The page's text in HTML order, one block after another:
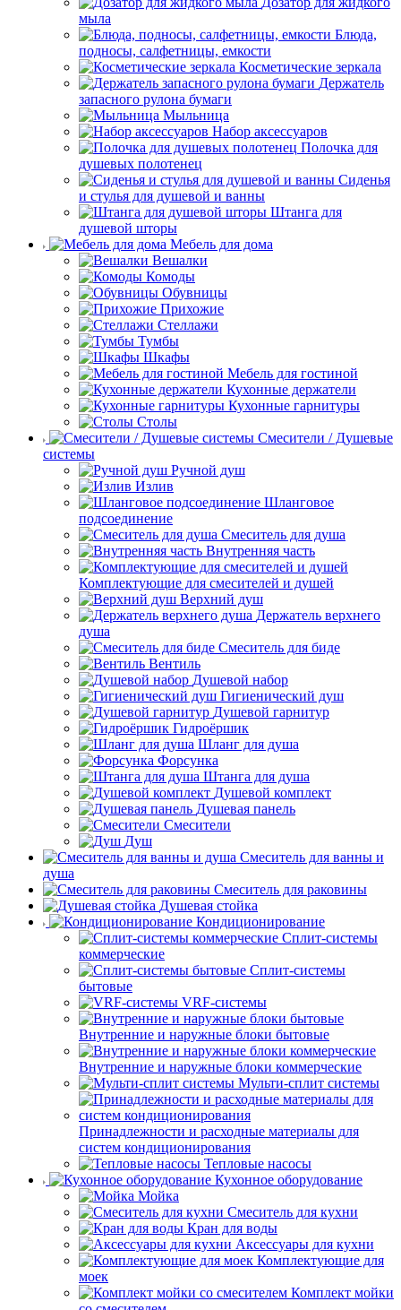
мыла
Блюда,
подносы, салфетницы, емкости
Косметические зеркала
Держатель
запасного рулона бумаги
Мыльница
Набор аксессуаров
Полочка для
душевых полотенец
Сиденья
и стулья для душевой и ванны
Штанга для
душевой шторы
Мебель для дома
Вешалки
Комоды
Обувницы
Прихожие
Стеллажи
Тумбы
Шкафы
Мебель для гостиной
Кухонные держатели
Кухонные гарнитуры
Столы
Смесители / Душевые
системы
Ручной душ
Излив
Шланговое
подсоединение
Смеситель для душа
Внутренняя часть
Комплектующие для смесителей и душей
Верхний душ
Держатель верхнего
душа
Смеситель для биде
Вентиль
Душевой набор
Гигиенический душ
Душевой гарнитур
Гидроёршик
Шланг для душа
Форсунка
Штанга для душа
Душевой комплект
Душевая панель
Смесители
Душ
Смеситель для ванны и
душа
Смеситель для раковины
Душевая стойка
Кондиционирование
Сплит-системы
коммерческие
Сплит-системы
бытовые
VRF-системы
Внутренние и наружные блоки бытовые
Внутренние и наружные блоки коммерческие
Мульти-сплит системы
Принадлежности и расходные материалы для
систем кондиционирования
Тепловые насосы
Кухонное оборудование
Мойка
Смеситель для кухни
Кран для воды
Аксессуары для кухни
Комплектующие для
моек
Комплект мойки